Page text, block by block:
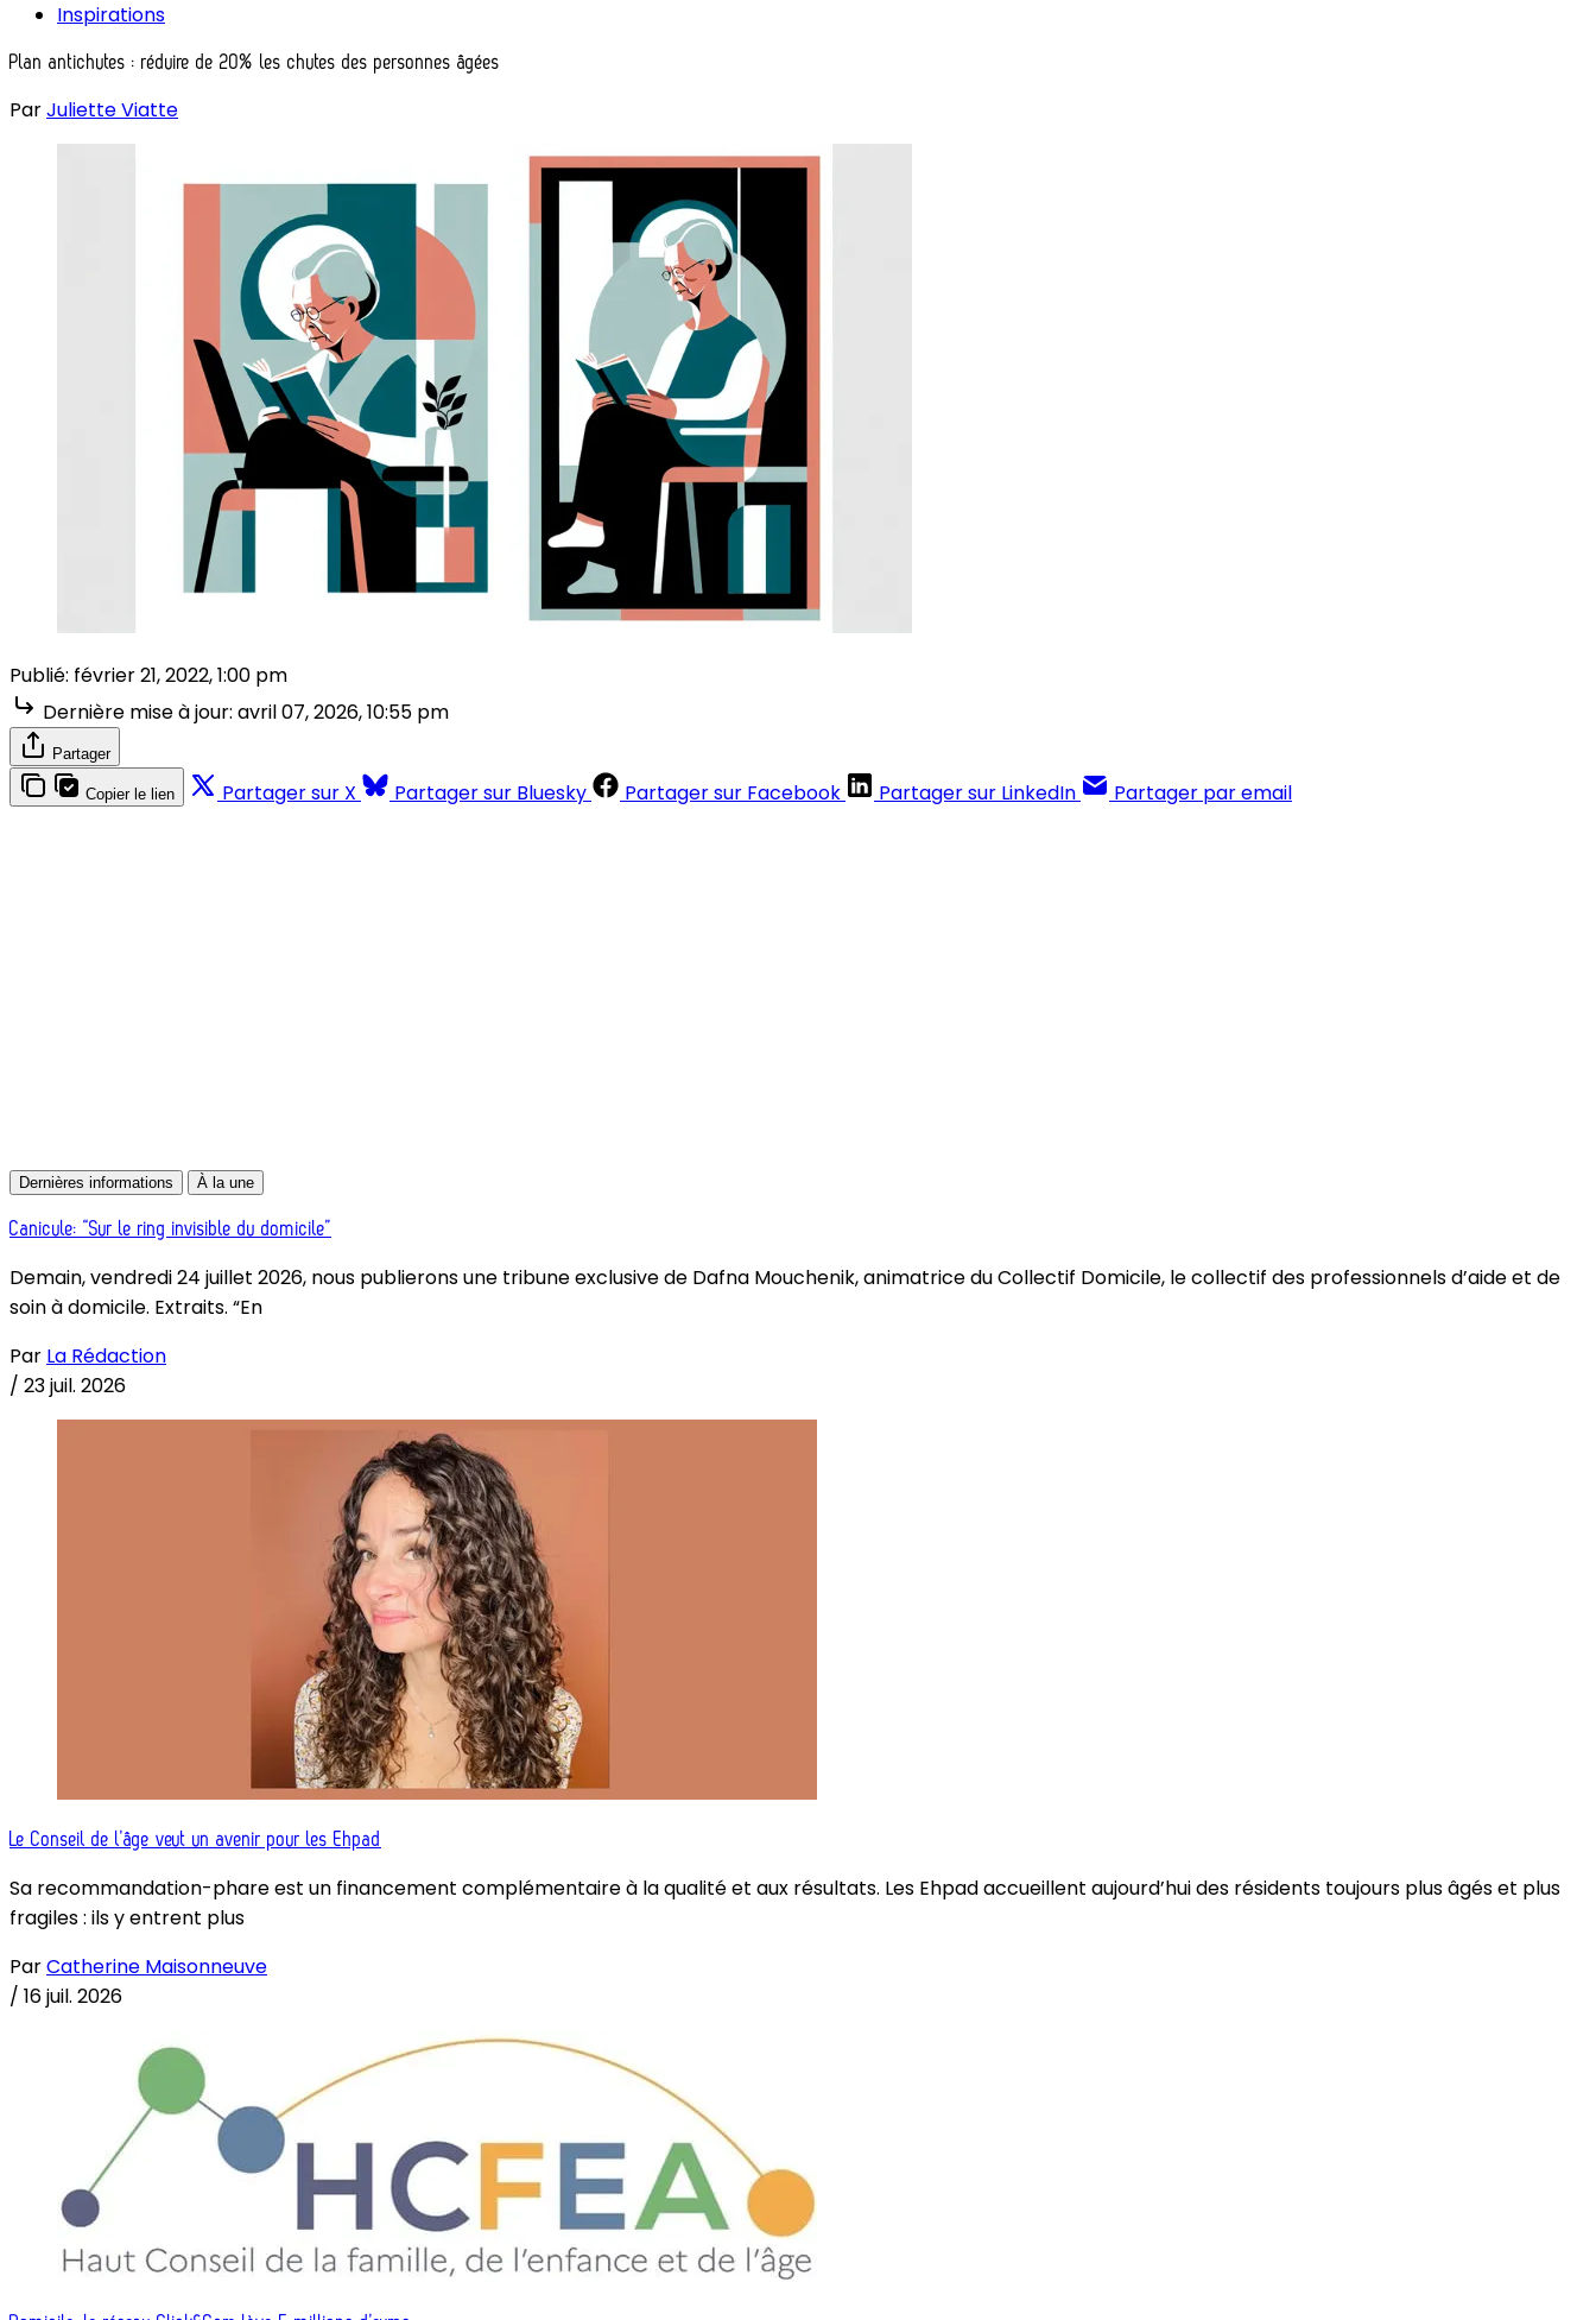
Inspirations
Plan antichutes : réduire de 20% les chutes des personnes âgées
ParJuliette Viatte
Publié: février 21, 2022, 1:00 pm
Dernière mise à jour: avril 07, 2026, 10:55 pm
Partager
Copier le lien Partager sur X Partager sur Bluesky Partager sur Facebook Partager sur LinkedIn Partager par email
Dernières informations À la une
Canicule: “Sur le ring invisible du domicile”
Demain, vendredi 24 juillet 2026, nous publierons une tribune exclusive de Dafna Mouchenik, animatrice du Collectif Domicile, le collectif des professionnels d’aide et de
soin à domicile. Extraits. “En
Par La Rédaction
/ 23 juil. 2026
Le Conseil de l’âge veut un avenir pour les Ehpad
Sa recommandation-phare est un financement complémentaire à la qualité et aux résultats. Les Ehpad accueillent aujourd’hui des résidents toujours plus âgés et plus
fragiles : ils y entrent plus
ParCatherine Maisonneuve
/ 16 juil. 2026